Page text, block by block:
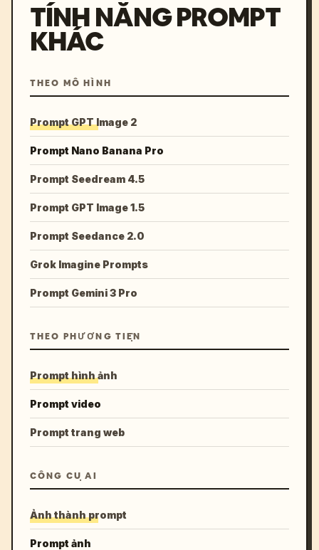
TÍNH NĂNG PROMPT
KHÁC
THEO MÔ HÌNH
Prompt GPT Image 2
Prompt Nano Banana Pro
Prompt Seedream 4.5
Prompt GPT Image 1.5
Prompt Seedance 2.0
Grok Imagine Prompts
Prompt Gemini 3 Pro
THEO PHƯƠNG TIỆN
Prompt hình ảnh
Prompt video
Prompt trang web
CÔNG CỤ AI
Ảnh thành prompt
Prompt ảnh